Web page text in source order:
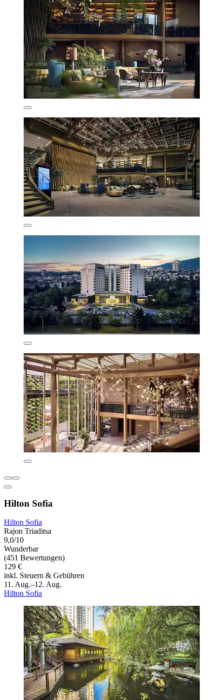
Hilton Sofia
Hilton Sofia
Rajon Triaditsa
9,0/10
Wunderbar
(451 Bewertungen)
129 €
inkl. Steuern & Gebühren
11. Aug.–12. Aug.
Hilton Sofia